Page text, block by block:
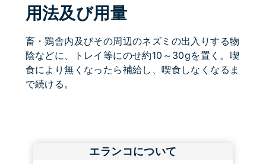
用法及び用量
畜・鶏舎内及びその周辺のネズミの出入りする物
陰などに、トレイ等にのせ約10～30gを置く。喫
食により無くなったら補給し、喫食しなくなるま
で続ける。
エランコについて